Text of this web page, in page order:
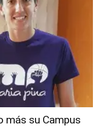
más su Campus